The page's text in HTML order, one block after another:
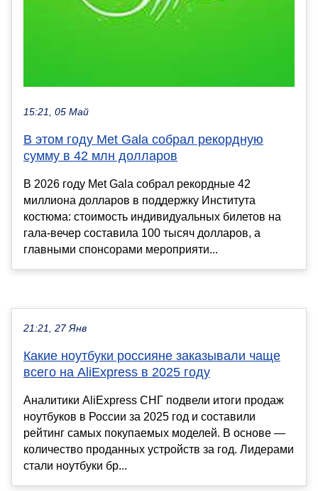
15:21, 05 Май
В этом году Met Gala собрал рекордную
сумму в 42 млн долларов
В 2026 году Met Gala собрал рекордные 42
миллиона долларов в поддержку Института
костюма: стоимость индивидуальных билетов на
гала-вечер составила 100 тысяч долларов, а
главными спонсорами мероприяти...
21:21, 27 Янв
Какие ноутбуки россияне заказывали чаще
всего на AliExpress в 2025 году
Аналитики AliExpress СНГ подвели итоги продаж
ноутбуков в России за 2025 год и составили
рейтинг самых покупаемых моделей. В основе —
количество проданных устройств за год. Лидерами
стали ноутбуки бр...